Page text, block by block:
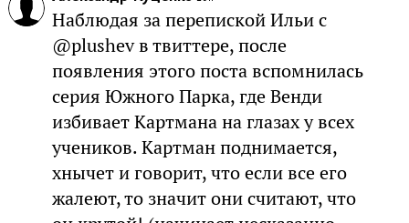
Наблюдая за перепиской Ильи c
@plushev в твиттере, после
появления этого поста вспомнилась
серия Южного Парка, где Венди
избивает Картмана на глазах у всех
учеников. Картман поднимается,
хнычет и говорит, что если все его
жалеют, то значит они считают, что